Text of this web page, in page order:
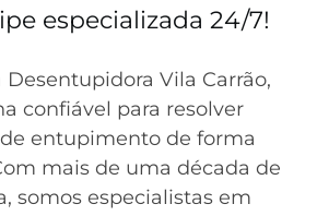
especializada 24/7!
Vila Carrão,
confiável para resolver
entupimento de forma
mais de uma década de
somos especialistas em